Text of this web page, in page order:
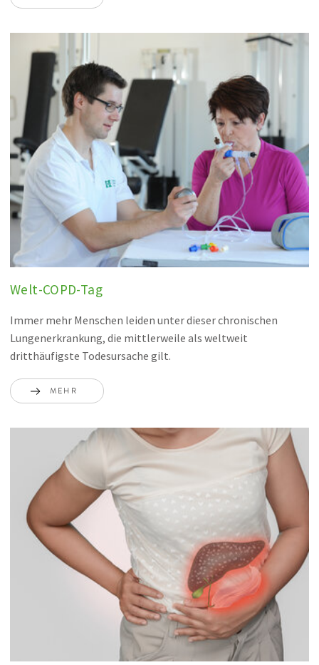
Welt-COPD-Tag
Immer mehr Menschen leiden unter dieser chronischen
Lungenerkrankung, die mittlerweile als weltweit
dritthäufigste Todesursache gilt.
MEHR